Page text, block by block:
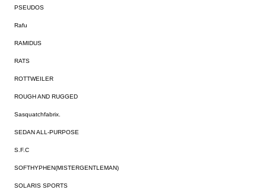
PSEUDOS
Rafu
RAMIDUS
RATS
ROTTWEILER
ROUGH AND RUGGED
Sasquatchfabrix.
SEDAN ALL-PURPOSE
S.F.C
SOFTHYPHEN(MISTERGENTLEMAN)
SOLARIS SPORTS